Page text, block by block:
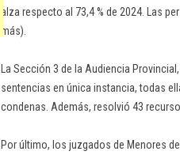
alza respecto al 73,4 % de 2024. Las
más).
La Sección 3 de la Audiencia
sentencias en única instancia, todas
condenas. Además, resolvió 43
Por último, los juzgados de Menores